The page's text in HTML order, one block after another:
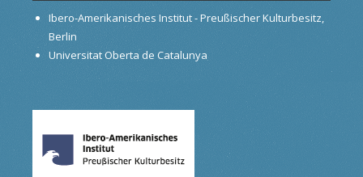
Ibero-Amerikanisches Institut - Preußischer Kulturbesitz,
Berlin
Universitat Oberta de Catalunya